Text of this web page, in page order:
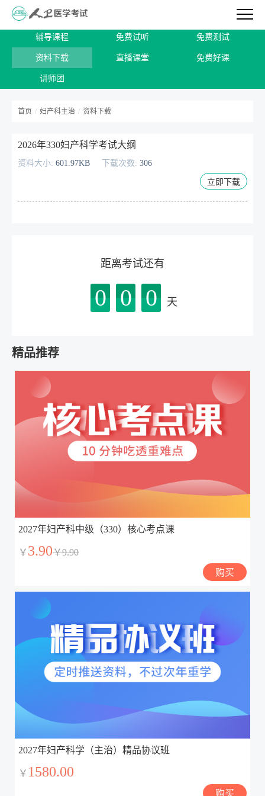
辅导课程 免费试听 免费测试
资料下载 直播课堂 免费好课
讲师团
首页 / 妇产科主治 / 资料下载
2026年330妇产科学考试大纲
资料大小: 601.97KB 下载次数: 306
立即下载
距离考试还有
0 0 0 天
精品推荐
2027年妇产科中级（330）核心考点课
￥ 3.90￥9.90
购买
2027年妇产科学（主治）精品协议班
￥ 1580.00
购买